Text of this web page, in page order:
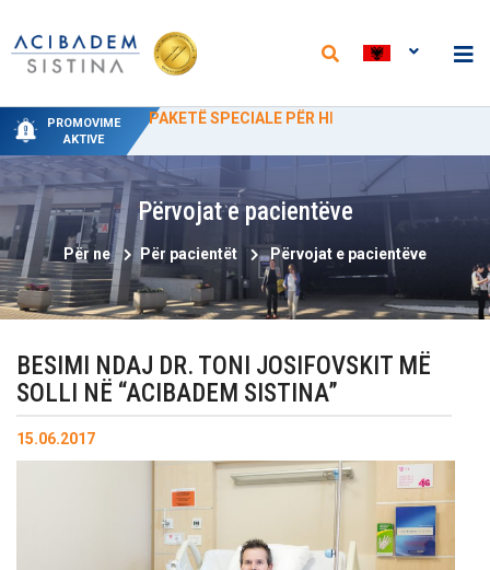
PROMOVIME
AKTIVE
PAKETA TË REJA NË DEPARTAMENTIN E
PAKETË SPECIALE PËR HIDROTERAPI
“ACIBADEM SISTINA” ME ÇMIME
QERSHOR DERI MË 15 SHTATOR
50% ZBRITJE PROMOCIONALE PËR SYNETINË
ÇMIME TË REJA TË ULURA PËR SHËRBIMET
Përvojat e pacientëve
Për ne Për pacientët Përvojat e pacientëve
BESIMI NDAJ DR. TONI JOSIFOVSKIT MË
SOLLI NË “ACIBADEM SISTINA”
15.06.2017